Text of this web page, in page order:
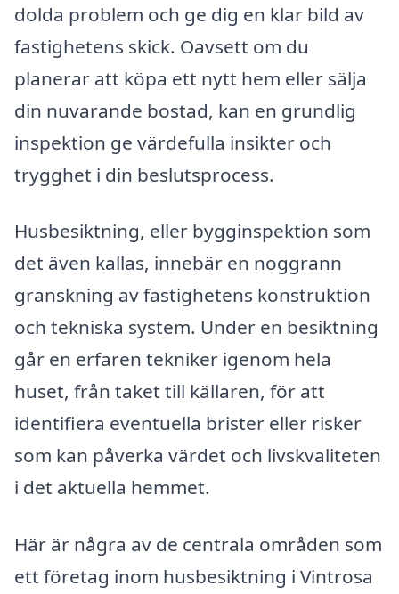
dolda problem och ge dig en klar bild av
fastighetens skick. Oavsett om du
planerar att köpa ett nytt hem eller sälja
din nuvarande bostad, kan en grundlig
inspektion ge värdefulla insikter och
trygghet i din beslutsprocess.
Husbesiktning, eller bygginspektion som
det även kallas, innebär en noggrann
granskning av fastighetens konstruktion
och tekniska system. Under en besiktning
går en erfaren tekniker igenom hela
huset, från taket till källaren, för att
identifiera eventuella brister eller risker
som kan påverka värdet och livskvaliteten
i det aktuella hemmet.
Här är några av de centrala områden som
ett företag inom husbesiktning i Vintrosa